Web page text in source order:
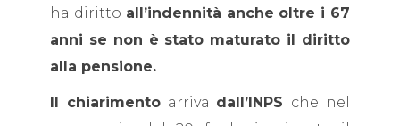
ha diritto all’indennità anche oltre i 67
anni se non è stato maturato il diritto
alla pensione.
Il chiarimentoarriva dall’INPS che nel